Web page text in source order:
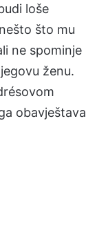
loše
što mu
ne spominje
ženu.
obavještava